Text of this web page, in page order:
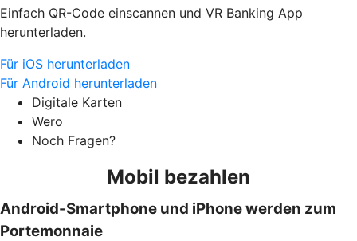
Einfach QR-Code einscannen und VR Banking App
herunterladen.
Für iOS herunterladen
Für Android herunterladen
Digitale Karten
Wero
Noch Fragen?
Mobil bezahlen
Android-Smartphone und iPhone werden zum
Portemonnaie